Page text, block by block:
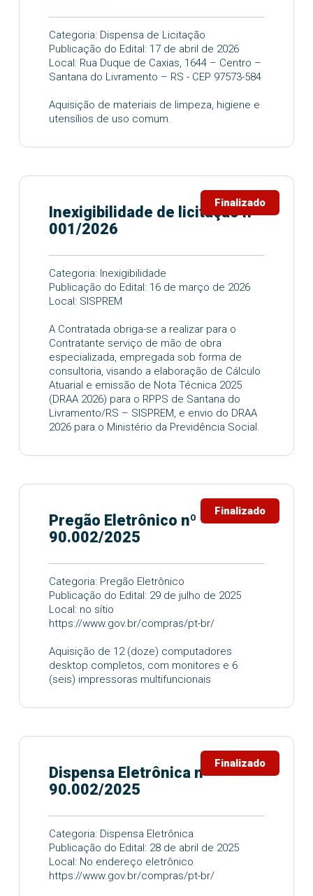
Categoria: Dispensa de Licitação
Publicação do Edital: 17 de abril de 2026
Local: Rua Duque de Caxias, 1644 – Centro –
Santana do Livramento – RS - CEP 97573-584
Aquisição de materiais de limpeza, higiene e
utensílios de uso comum.
Inexigibilidade de licitação nº
001/2026
Categoria: Inexigibilidade
Publicação do Edital: 16 de março de 2026
Local: SISPREM
A Contratada obriga-se a realizar para o
Contratante serviço de mão de obra
especializada, empregada sob forma de
consultoria, visando a elaboração de Cálculo
Atuarial e emissão de Nota Técnica 2025
(DRAA 2026) para o RPPS de Santana do
Livramento/RS – SISPREM, e envio do DRAA
2026 para o Ministério da Previdência Social.
Finalizado
Pregão Eletrônico nº
90.002/2025
Categoria: Pregão Eletrônico
Publicação do Edital: 29 de julho de 2025
Local: no sítio
https://www.gov.br/compras/pt-br/
Aquisição de 12 (doze) computadores
desktop completos, com monitores e 6
(seis) impressoras multifuncionais
Finalizado
Dispensa Eletrônica nº
90.002/2025
Categoria: Dispensa Eletrônica
Publicação do Edital: 28 de abril de 2025
Local: No endereço eletrônico
https://www.gov.br/compras/pt-br/
Finalizado